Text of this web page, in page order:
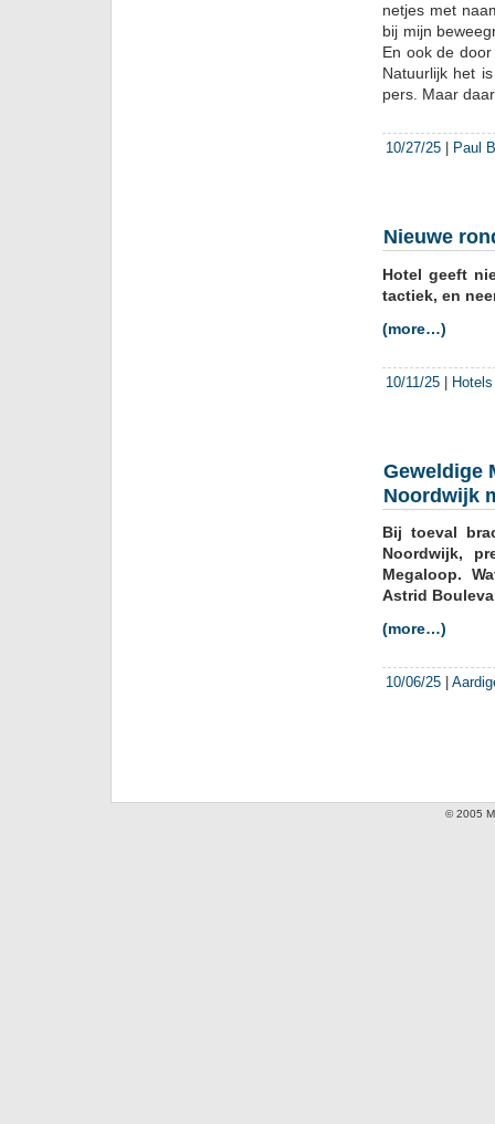
netjes met
bij mijn
En ook de
Natuurlijk het
pers. Maar
10/27/25 Paul
Nieuwe
Hotel geeft
tactiek, en
(more…)
10/11/25 |
Geweldige
Noordwijk
Bij toeval
Noordwijk,
Megaloop.
Astrid
(more…)
10/06/25
© 2005